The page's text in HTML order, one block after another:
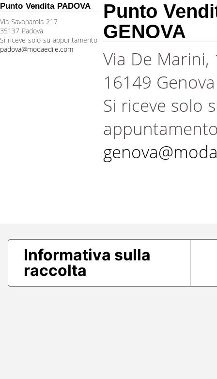
Punto Vendita PADOVA
Via Savonarola 217
35137 Padova
Si riceve solo su appuntamento
padova@modaedile.com
Punto
GENOVA
Via De Marini,
16149 Genova
Si riceve solo
Informativa sulla
raccolta